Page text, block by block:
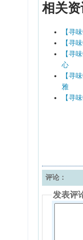
相关资
【寻
【寻
【寻
心
【寻
雅
【寻
评论：
发表评